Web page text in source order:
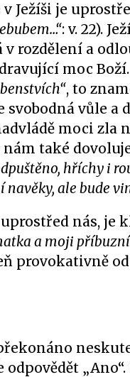
Ježíši je
: v. 22).
v rozdělení a
moc
, to
vůle a
moci
také
hříchy i
navěky, ale bude
nás, je
a moji
provokativně